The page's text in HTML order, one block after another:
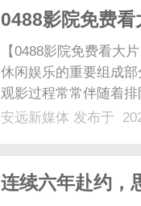
0488影院免费看
【0488影院免费看
休闲娱乐的重要组成
观影过程常常伴随着
像0488影院这样的平
安远新媒体 发布于
连续六年赴约，